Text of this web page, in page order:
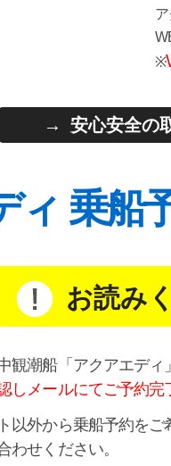
※
安心安全の
ィ 乗船
お読み
観潮船「アクアエディ
しメールにてご予約完
以外から乗船予約をご
わせください。